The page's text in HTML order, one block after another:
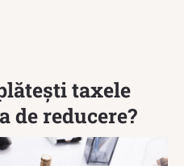
taxele
de reducere?